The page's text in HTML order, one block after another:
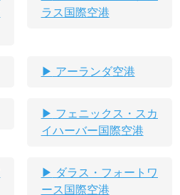
ラス国際空港
アーランダ空港
フェニックス・スカ
イハーバー国際空港
ダラス・フォートワ
ース国際空港